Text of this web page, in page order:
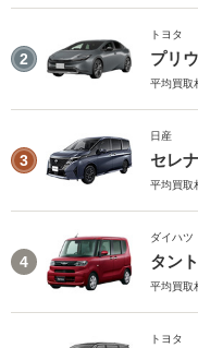
2
トヨタ
プリ
平均買取
3
日産
セレナ
平均買取
4
ダイハツ
タント
平均買取
トヨタ